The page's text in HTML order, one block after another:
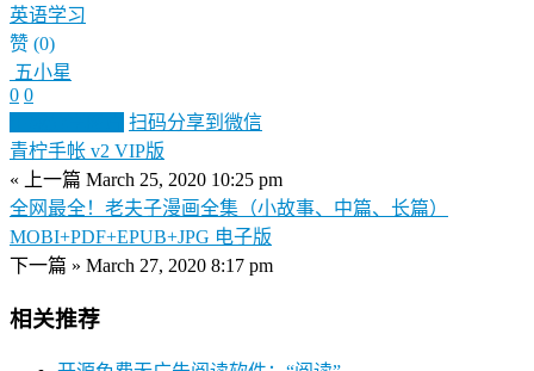
英语学习
赞 (0)
五小星
0 0
扫码分享到微信
青柠手帐 v2 VIP版
« 上一篇 March 25, 2020 10:25 pm
全网最全！老夫子漫画全集（小故事、中篇、长篇）
MOBI+PDF+EPUB+JPG 电子版
下一篇 » March 27, 2020 8:17 pm
相关推荐